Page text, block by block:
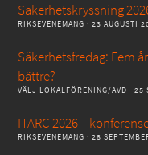
Säkerhetskryssning
RIKSEVENEMANG · 23 AUGUSTI
Säkerhetsfredag: Fem
bättre?
VÄLJ LOKALFÖRENING/AVD · 25
ITARC 2026 –
RIKSEVENEMANG · 28